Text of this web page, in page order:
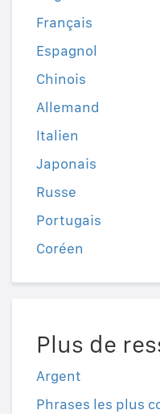
Français
Espagnol
Chinois
Allemand
Italien
Japonais
Russe
Portugais
Coréen
Plus de
Argent
Phrases les plus